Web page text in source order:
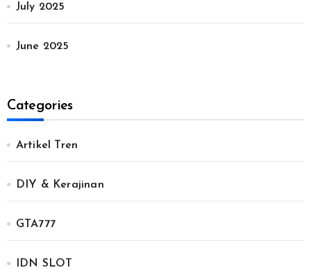
July 2025
June 2025
Categories
Artikel Tren
DIY & Kerajinan
GTA777
IDN SLOT